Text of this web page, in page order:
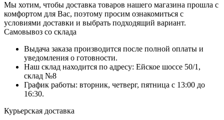
Мы хотим, чтобы доставка товаров нашего магазина прошла с
комфортом для Вас, поэтому просим ознакомиться с
условиями доставки и выбрать подходящий вариант.
Самовывоз со склада
Выдача заказа производится после полной оплаты и
уведомления о готовности.
Наш склад находится по адресу: Ейское шоссе 50/1,
склад №8
График работы: вторник, четверг, пятница с 13:00 до
16:30.
Курьерская доставка